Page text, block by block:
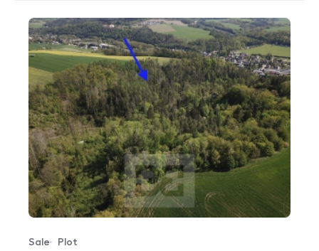
Offer type
Sale
Property type
Plot